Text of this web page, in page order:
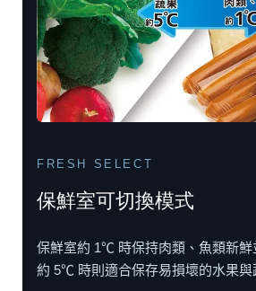
FRESH SELECT
保鮮室可切換模式
保鮮室約 1℃ 時保持肉類、魚類新鮮
約 5℃ 時則適合保存易損壞的水果與